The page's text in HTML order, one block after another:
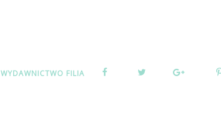
WYDAWNICTWO FILIA